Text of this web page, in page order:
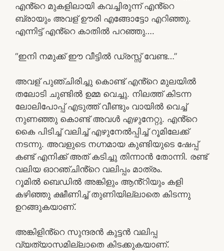
എൻ്റെ മുകളിലായി കവച്ചിരുന്ന് എൻ്റെ
ബ്രായും അവള് ഊരി എങ്ങോട്ടോ എറിഞ്ഞു.
എന്നിട്ട് എൻ്റെ കാതിൽ പറഞ്ഞു….
“ഇനി നമുക്ക് ഈ വീട്ടിൽ ഡ്രസ്സ് വേണ്ട…”
അവള് പുഞ്ചിരിച്ചു കൊണ്ട് എൻ്റെ മുലയിൽ
തലോടി ചുണ്ടിൽ ഉമ്മ വെച്ചു. നിലത്ത് കിടന്ന
ലോലിപോപ്പ് എടുത്ത് വീണ്ടും വായിൽ വെച്ച്
നുണഞ്ഞു കൊണ്ട് അവൾ എഴുനേറ്റു. എൻ്റെ
കൈ പിടിച്ച് വലിച്ച് എഴുനേൽപ്പിച്ച് റൂമിലേക്ക്
നടന്നു. അവളുടെ നഗ്നമായ കുണ്ടിയുടെ ഷേപ്പ്
കണ്ട് എനിക്ക് അത് കടിച്ചു തിന്നാൻ തോന്നി. രണ്ട്
വലിയ ഓറഞ്ചിൻ്റെ വലിപ്പം മാത്രം.
റൂമിൽ ബെഡിൽ അങ്കിളും ആൻ്റിയും കളി
കഴിഞ്ഞു ക്ഷീണിച്ച് തുണിയില്ലാതെ കിടന്നു
ഉറങ്ങുകയാണ്.
അങ്കിളിൻ്റെ സുന്ദരൻ കുട്ടൻ വലിപ്പ
വ്യത്യാസമില്ലാതെ കിടക്കുകയാണ്.